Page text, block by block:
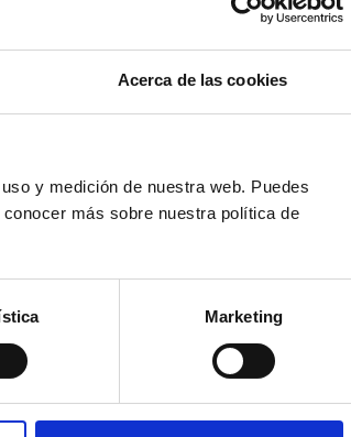
Acerca de las cookies
y medición de nuestra web. Puedes
más sobre nuestra política de
Marketing
Coronavirus: teletrabajo
como medida de contención